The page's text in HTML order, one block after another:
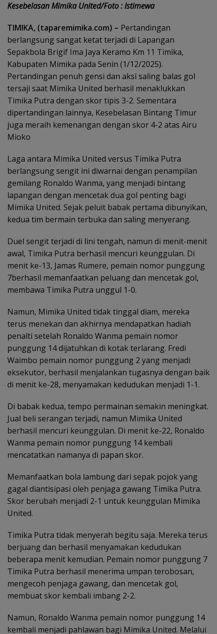
Kesebelasan Mimika United/Foto : Istimewa
TIMIKA, (taparemimika.com) – Pertandingan
berlangsung sangat ketat terjadi di Lapangan
Sepakbola Brigif Ima Jaya Keramo Km 11 Timika,
Kabupaten Mimika pada Senin (1/12/2025).
Pertandingan penuh gensi dan aksi saling balas gol
tersaji saat Mimika United berhasil menaklukkan
Timika Putra dengan skor tipis 3-2. Sementara
dipertandingan lainnya, Kesebelasan Bintang Timur
juga meraih kemenangan dengan skor 4-2 atas Airu
Mioko
Laga antara Mimika United versus Timika Putra
berlangsung sengit ini diwarnai dengan penampilan
gemilang Ronaldo Wanma, yang menjadi bintang
lapangan dengan mencetak dua gol penting bagi
Mimika United. Sejak peluit babak pertama dibunyikan,
kedua tim bermain terbuka dan saling menyerang.
Duel sengit terjadi di lini tengah, namun di menit-menit
awal, Timika Putra berhasil mencuri keunggulan. Di
menit ke-13, Jamas Rumere, pemain nomor punggung
7berhasil memanfaatkan peluang dan mencetak gol,
membawa Timika Putra unggul 1-0.
Namun, Mimika United tidak tinggal diam, mereka
terus menekan dan akhirnya mendapatkan hadiah
penalti setelah Ronaldo Wanma pemain nomor
punggung 14 dijatuhkan di kotak terlarang. Fredi
Waimbo pemain nomor punggung 2 yang menjadi
eksekutor, berhasil menjalankan tugasnya dengan baik
di menit ke-28, menyamakan kedudukan menjadi 1-1.
Di babak kedua, tempo permainan semakin meningkat.
Jual beli serangan terjadi, namun Mimika United
berhasil mencuri keunggulan. Di menit ke-22, Ronaldo
Wanma pemain nomor punggung 14 kembali
mencatatkan namanya di papan skor.
Memanfaatkan bola lambung dari sepak pojok yang
gagal diantisipasi oleh penjaga gawang Timika Putra.
Skor berubah menjadi 2-1 untuk keunggulan Mimika
United.
Timika Putra tidak menyerah begitu saja. Mereka terus
berjuang dan berhasil menyamakan kedudukan
beberapa menit kemudian. Pemain nomor punggung 7
Timika Putra berhasil menerima umpan terobosan,
mengecoh penjaga gawang, dan mencetak gol,
membuat skor kembali imbang 2-2.
Namun, Ronaldo Wanma pemain nomor punggung 14
kembali menjadi pahlawan bagi Mimika United. Melalui